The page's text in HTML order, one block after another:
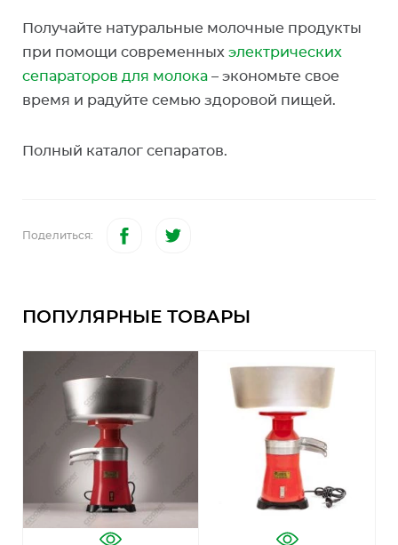
Получайте натуральные молочные продукты
при помощи современных электрических
сепараторов для молока – экономьте свое
время и радуйте семью здоровой пищей.
Полный каталог сепаратов.
Поделиться:
ПОПУЛЯРНЫЕ ТОВАРЫ